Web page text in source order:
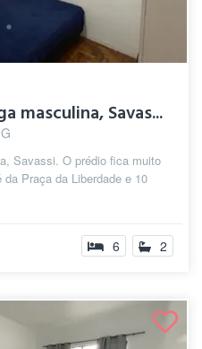
masculina, Savas...
Savassi. O prédio fica muito
Praça da Liberdade e 10
6 2